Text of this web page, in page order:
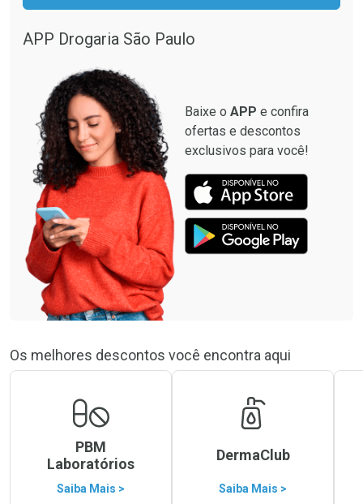
APP Drogaria São Paulo
Baixe o APP e confira
ofertas e descontos
exclusivos para você!
Os melhores descontos você encontra aqui
PBM
Laboratórios
Saiba Mais >
DermaClub
Saiba Mais >